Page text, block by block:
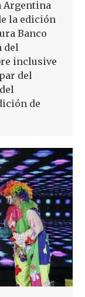
Argentina
la edición
Banco
del
inclusive
del
de